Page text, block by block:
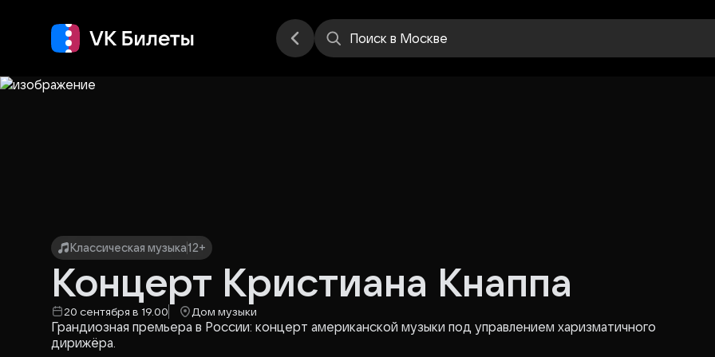
Поиск в Москве
Классическая музыка12+
Концерт Кристиана Кнаппа
20 сентября в 19.00 Дом музыки
Грандиозная премьера в России: концерт американской музыки под управлением харизматичного
дирижёра.